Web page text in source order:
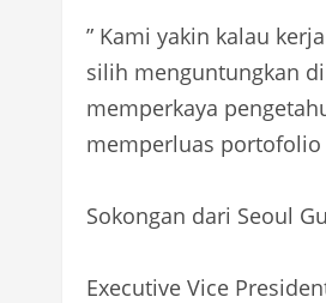
” Kami yakin kalau
silih menguntungkan
memperkaya
memperluas portofolio
Sokongan dari Seoul
Executive Vice